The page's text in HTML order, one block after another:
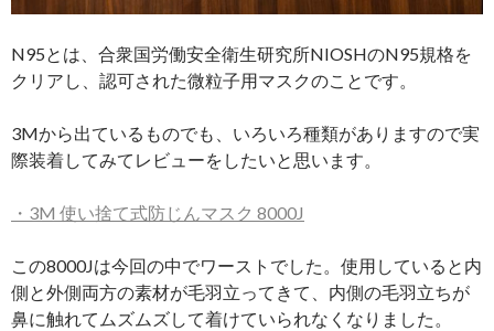
N95とは、合衆国労働安全衛生研究所NIOSHのN95規格を
クリアし、認可された微粒子用マスクのことです。
3Mから出ているものでも、いろいろ種類がありますので実
際装着してみてレビューをしたいと思います。
・ 3M 使い捨て式防じんマスク 8000J
この8000Jは今回の中でワーストでした。使用していると内
側と外側両方の素材が毛羽立ってきて、内側の毛羽立ちが
鼻に触れてムズムズして着けていられなくなりました。